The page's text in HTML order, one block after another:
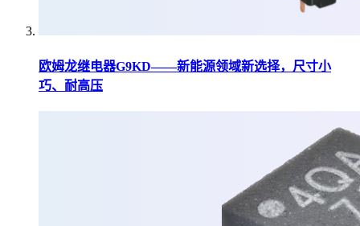
欧姆龙继电器G9KD——新能源领域新选择，尺寸小
巧、耐高压